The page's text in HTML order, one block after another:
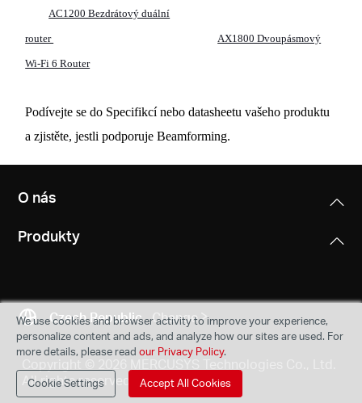
AC1200 Bezdrátový duální
router AX1800 Dvoupásmový
Wi-Fi 6 Router
Podívejte se do Specifikcí nebo datasheetu vašeho produktu
a zjistěte, jestli podporuje Beamforming.
O nás
Produkty
Czech Republic Change
All rights reserved.
We use cookies and browser activity to improve your experience,
personalize content and ads, and analyze how our sites are used. For
more details, please read our Privacy Policy.
Cookie Settings Accept All Cookies